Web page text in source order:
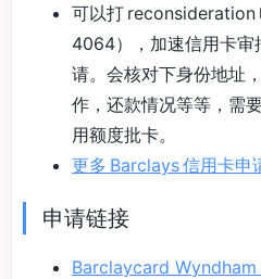
可以打
4064），加速信用卡审
请。会核对下身份地址
作，还款情况等等，需
用额度批卡。
更多 Barclays 信用卡申
申请链接
Barclaycard Wyndham